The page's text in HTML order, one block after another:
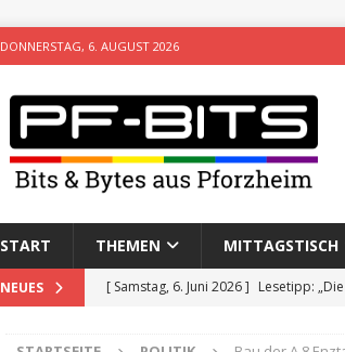
DONNERSTAG, 6. AUGUST 2026
START THEMEN MITTAGSTISCH
NEUES [ Samstag, 6. Juni 2026 ] Lesetipp: